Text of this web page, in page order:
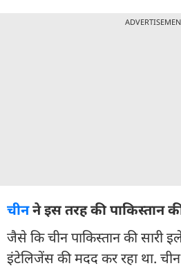
चीनने इस तरह की पाकिस्तान
जैसे कि चीन पाकिस्तान की सारी
इंटेलिजेंस की मदद कर रहा था. चीन